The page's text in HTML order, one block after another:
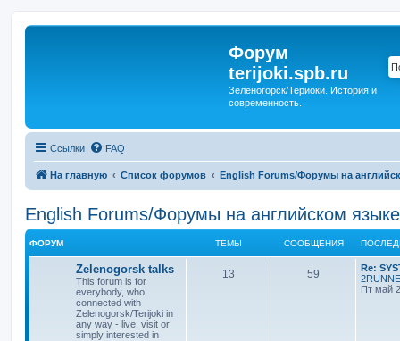
Форум
terijoki.spb.ru
Зеленогорск/Териоки. История и
современность.
Ссылки FAQ
На главную Список форумов English Forums/Форумы на
English Forums/Форумы на английском языке
ФОРУМ ТЕМЫ СООБЩЕНИЯ
Zelenogorsk talks
This forum is for
everybody, who
connected with
Zelenogorsk/Terijoki in
any way - live, visit or
simply interested in
13 59
Re:
Пт май